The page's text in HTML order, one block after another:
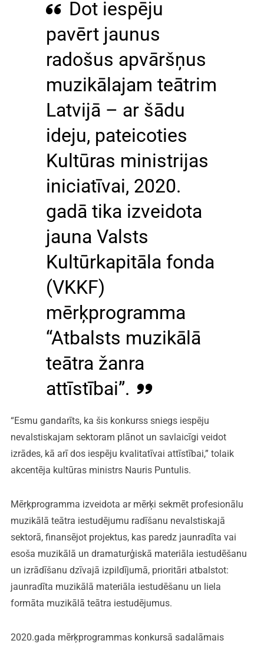
Dot iespēju
pavērt jaunus
radošus apvāršņus
muzikālajam teātrim
Latvijā – ar šādu
ideju, pateicoties
Kultūras ministrijas
iniciatīvai, 2020.
gadā tika izveidota
jauna Valsts
Kultūrkapitāla fonda
(VKKF)
mērķprogramma
“Atbalsts muzikālā
teātra žanra
attīstībai”.
“Esmu gandarīts, ka šis konkurss sniegs iespēju
nevalstiskajam sektoram plānot un savlaicīgi veidot
izrādes, kā arī dos iespēju kvalitatīvai attīstībai,” tolaik
akcentēja kultūras ministrs Nauris Puntulis.
Mērķprogramma izveidota ar mērķi sekmēt profesionālu
muzikālā teātra iestudējumu radīšanu nevalstiskajā
sektorā, finansējot projektus, kas paredz jaunradīta vai
esoša muzikālā un dramaturģiskā materiāla iestudēšanu
un izrādīšanu dzīvajā izpildījumā, prioritāri atbalstot:
jaunradīta muzikālā materiāla iestudēšanu un liela
formāta muzikālā teātra iestudējumus.
2020.gada mērķprogrammas konkursā sadalāmais